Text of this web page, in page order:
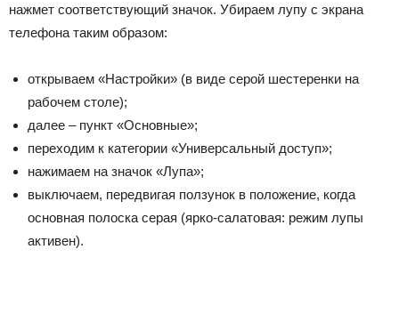
нажмет соответствующий значок. Убираем лупу с экрана
телефона таким образом:
открываем «Настройки» (в виде серой шестеренки на
рабочем столе);
далее – пункт «Основные»;
переходим к категории «Универсальный доступ»;
нажимаем на значок «Лупа»;
выключаем, передвигая ползунок в положение, когда
основная полоска серая (ярко-салатовая: режим лупы
активен).